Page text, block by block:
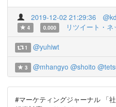
2019-12-02 21:29:36
4
0.000 リツイート・
1 @yuhiwt
3 @mhangyo @shoito
#マーケティングジャーナル 「